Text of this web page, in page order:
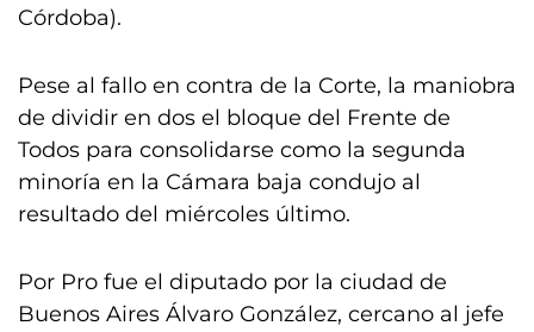
Córdoba).
Pese al fallo en contra de la Corte, la maniobra
de dividir en dos el bloque del Frente de
Todos para consolidarse como la segunda
minoría en la Cámara baja condujo al
resultado del miércoles último.
Por Pro fue el diputado por la ciudad de
Buenos Aires Álvaro González, cercano al jefe